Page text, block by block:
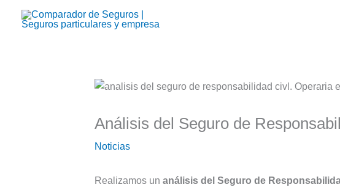
Análisis del Seguro de
Noticias
Realizamos un análisis del Seguro de